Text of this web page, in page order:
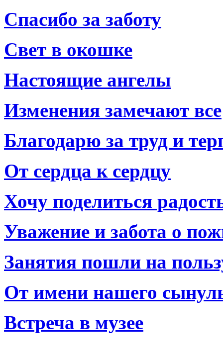
Спасибо за заботу
Свет в окошке
Настоящие ангелы
Изменения замечают все
Благодарю за труд и
От сердца к сердцу
Хочу поделиться
Уважение и забота о
Занятия пошли на
От имени нашего
Встреча в музее